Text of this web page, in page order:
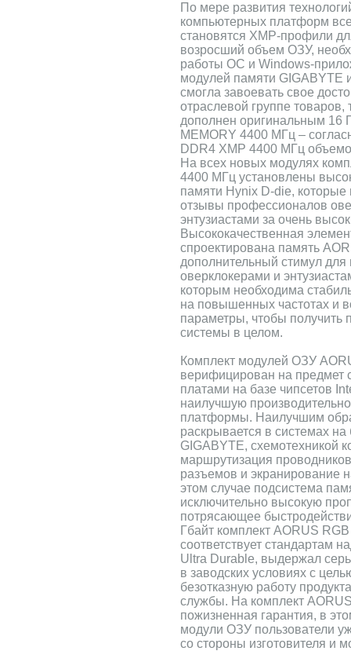
По мере развития
компьютерных платформ
становятся XMP-профили
возросший объем ОЗУ,
работы ОС и Windows-
модулей памяти GIGABYTE
смогла завоевать свое
отраслевой группе товаров,
дополнен оригинальным 16
MEMORY 4400 МГц –
DDR4 XMP 4400 МГц
На всех новых модулях
4400 МГц установлены
памяти Hynix D-die,
отзывы профессионалов
энтузиастами за очень
Высококачественная
спроектирована память
дополнительный стимул для
оверклокерами и
которым необходима
на повышенных частотах и
параметры, чтобы получить
системы в целом.
Комплект модулей ОЗУ
верифицирован на предмет
платами на базе чипсетов
наилучшую
платформы. Наилучшим
раскрывается в системах
GIGABYTE, схемотехникой
маршрутизация
разъемов и экранирование
этом случае подсистема
исключительно высокую
потрясающее
Гбайт комплект AORUS
соответствует стандартам
Ultra Durable, выдержал
в заводских условиях с
безотказную работу
службы. На комплект
пожизненная гарантия, в
модули ОЗУ пользователи
со стороны изготовителя и